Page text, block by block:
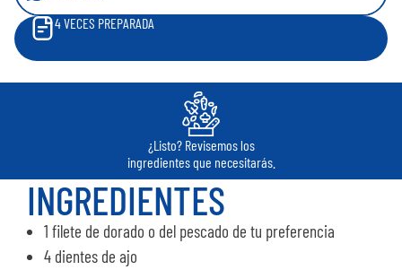
4VECES PREPARADA
¿Listo? Revisemos los
ingredientes que necesitarás.
INGREDIENTES
1 filete de dorado o del pescado de tu preferencia
4 dientes de ajo